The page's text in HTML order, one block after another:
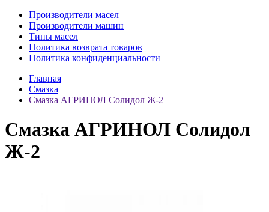
Производители масел
Производители машин
Типы масел
Политика возврата товаров
Политика конфиденциальности
Главная
Смазка
Смазка АГРИНОЛ Солидол Ж-2
Смазка АГРИНОЛ Солидол
Ж-2